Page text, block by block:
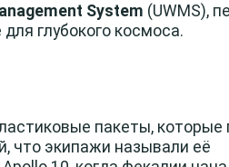
System (UWMS),
глубокого космоса.
пакеты, которые
что экипажи называли её